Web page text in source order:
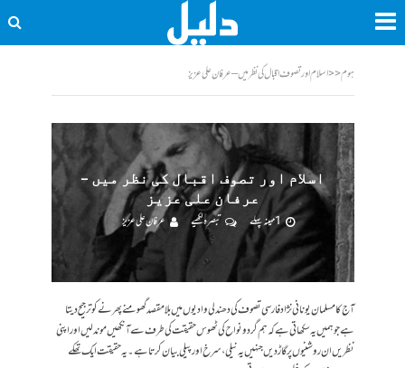
ہوم<<اسلام اور تصوف اقبال کی نظر میں – عرفان علی عزیز
اسلام اور تصوف اقبال کی نظر میں –
عرفان علی عزیز
1 مہینہ پہلے
تبصرہ لکھیے عرفان علی عزیز
آج کا مسلمان یونانی نژاد فارسی تصوف کی دھندلی وادیوں میں بلا مقصد گھومنے پھرنے کو ترجیح دیتا
ہے جو ہمیں یہ سکھاتی ہے کہ ہم گرد و نواح کی ٹھوس حقیقت کی طرف سے آنکھیں موند لیں اور اپنی
نظریں ان روشنیوں پر گاڑ دیں جنہیں یہ نیلی، سرخ اور پیلی بیان کرتا ہے۔ یہ حقیقت ایک تھکے